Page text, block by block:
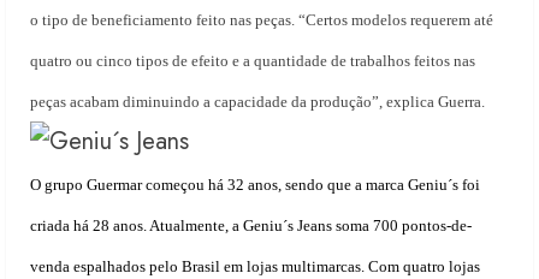
o tipo de beneficiamento feito nas peças. “Certos modelos requerem até
quatro ou cinco tipos de efeito e a quantidade de trabalhos feitos nas
peças acabam diminuindo a capacidade da produção”, explica Guerra.
O grupo Guermar começou há 32 anos, sendo que a marca Geniu´s foi
criada há 28 anos. Atualmente, a Geniu´s Jeans soma 700 pontos-de-
venda espalhados pelo Brasil em lojas multimarcas. Com quatro lojas